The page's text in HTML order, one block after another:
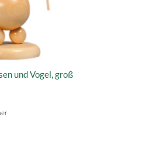
und Vogel, groß